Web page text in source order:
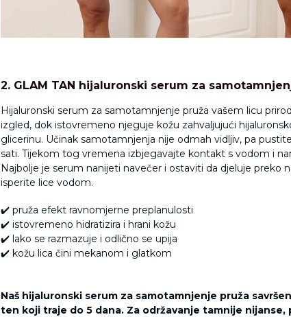
2. GLAM TAN hijaluronski serum za
Hijaluronski serum za samotamnjenje pruža vašem licu
izgled, dok istovremeno njeguje kožu zahvaljujući
glicerinu. Učinak samotamnjenja nije odmah vidljiv, pa
sati. Tijekom tog vremena izbjegavajte kontakt s vodom i
Najbolje je serum nanijeti navečer i ostaviti da djeluje preko
isperite lice vodom.
✔️ pruža efekt ravnomjerne preplanulosti
✔️ istovremeno hidratizira i hrani kožu
✔️ lako se razmazuje i odlično se upija
✔️ kožu lica čini mekanom i glatkom
Naš hijaluronski serum za samotamnjenje pruža
ten koji traje do 5 dana. Za održavanje tamnije nijanse,